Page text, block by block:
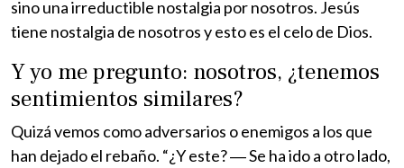
sino una irreductible nostalgia por nosotros. Jesús
tiene nostalgia de nosotros y esto es el celo de Dios.
Y yo me pregunto: nosotros, ¿tenemos
sentimientos similares?
Quizá vemos como adversarios o enemigos a los que
han dejado el rebaño. “¿Y este? ― Se ha ido a otro lado,